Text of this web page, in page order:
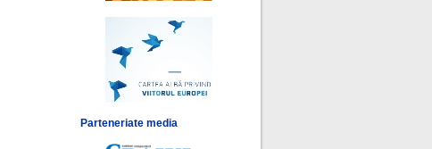
Parteneriate media